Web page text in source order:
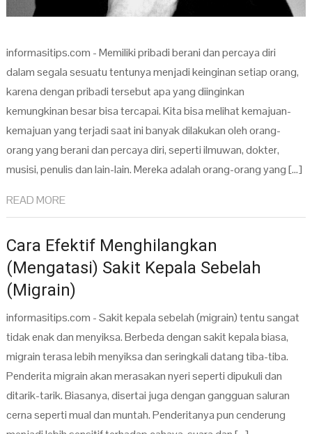
informasitips.com - Memiliki pribadi berani dan percaya diri
dalam segala sesuatu tentunya menjadi keinginan setiap orang,
karena dengan pribadi tersebut apa yang diinginkan
kemungkinan besar bisa tercapai. Kita bisa melihat kemajuan-
kemajuan yang terjadi saat ini banyak dilakukan oleh orang-
orang yang berani dan percaya diri, seperti ilmuwan, dokter,
musisi, penulis dan lain-lain. Mereka adalah orang-orang yang […]
READ MORE
Cara Efektif Menghilangkan
(Mengatasi) Sakit Kepala Sebelah
(Migrain)
informasitips.com - Sakit kepala sebelah (migrain) tentu sangat
tidak enak dan menyiksa. Berbeda dengan sakit kepala biasa,
migrain terasa lebih menyiksa dan seringkali datang tiba-tiba.
Penderita migrain akan merasakan nyeri seperti dipukuli dan
ditarik-tarik. Biasanya, disertai juga dengan gangguan saluran
cerna seperti mual dan muntah. Penderitanya pun cenderung